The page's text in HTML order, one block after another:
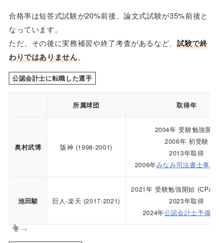
合格率は短答式試験が20%前後、論文式試験が35%前後と
なっています。
ただ、その後に実務補習や終了考査があるなど、試験で終
わりではありません。
公認会計士に転職した選手
所属球団 取得年
奥村武博 阪神 (1998-2001)
2004年 受験勉強開始
2006年 初受験
2013年取得
2006年みなみ司法書士事務
池田駿 巨人-楽天 (2017-2021)
2021年 受験勉強開始 (CPA
2023年取得
2024年公認会計士予備
→